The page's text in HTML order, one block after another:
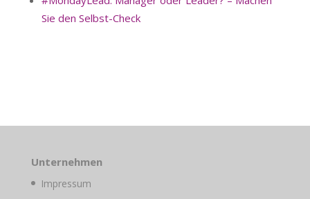
Sie den Selbst-Check
Unternehmen
Impressum